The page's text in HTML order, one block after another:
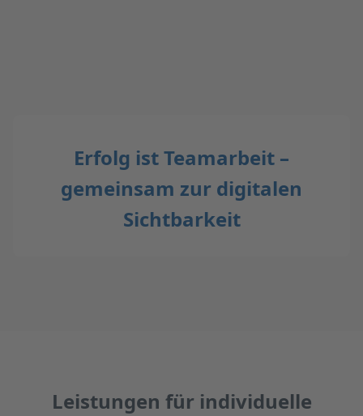
Erfolg ist Teamarbeit –
gemeinsam zur digitalen
Sichtbarkeit
Leistungen für individuelle